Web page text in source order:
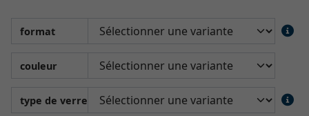
format
couleur
type de verre